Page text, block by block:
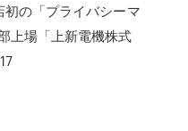
の「プライバシーマ
上場「上新電機株式